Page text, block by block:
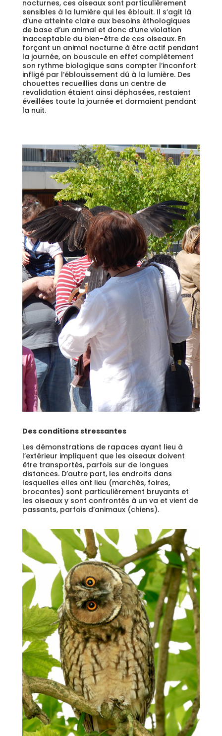
nocturnes, ces oiseaux sont particulièrement
sensibles à la lumière qui les éblouit. Il s’agit là
d’une atteinte claire aux besoins éthologiques
de base d’un animal et donc d’une violation
inacceptable du bien-être de ces oiseaux. En
forçant un animal nocturne à être actif pendant
la journée, on bouscule en effet complètement
son rythme biologique sans compter l’inconfort
infligé par l’éblouissement dû à la lumière. Des
chouettes recueillies dans un centre de
revalidation étaient ainsi déphasées, restaient
éveillées toute la journée et dormaient pendant
la nuit.
Des conditions stressantes
Les démonstrations de rapaces ayant lieu à
l’extérieur impliquent que les oiseaux doivent
être transportés, parfois sur de longues
distances. D’autre part, les endroits dans
lesquelles elles ont lieu (marchés, foires,
brocantes) sont particulièrement bruyants et
les oiseaux y sont confrontés à un va et vient de
passants, parfois d’animaux (chiens).